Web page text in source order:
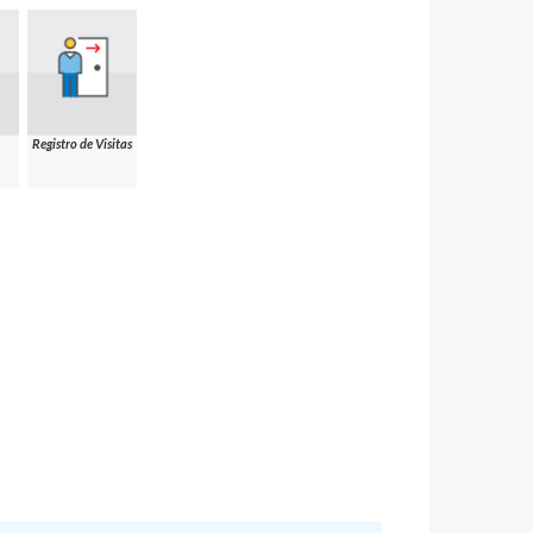
Registro de Visitas